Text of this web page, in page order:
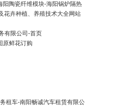
阳陶瓷纤维模块-海阳锅炉隔热
花卉种植、养殖技术大全网站
有限公司-首页
原鲜花订购
租车-南阳畅诚汽车租赁有限公